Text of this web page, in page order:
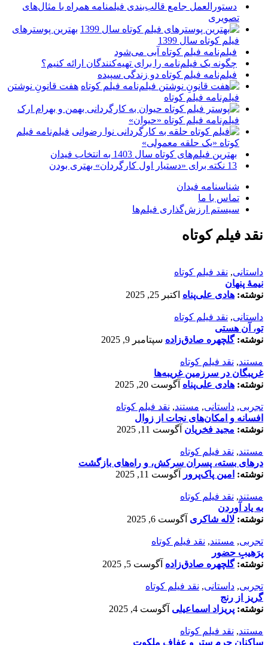
دستورالعمل جامع قالب‌بندی فیلمنامه همراه با مثال‌های
تصویری
بهترین پوسترهای
فیلم کوتاه سال 1399
فیلم‌نامه فیلم کوتاه آبی می‌شود
چگونه یک فیلم‌نامه را برای تهیه‌کنندگان ارائه کنیم؟
فیلم‌نامه فیلم کوتاه دو زندگی سپیده
هفت قانونِ نوشتن
فیلم‌نامه فیلم کوتاه
فیلم‌نامه فیلم کوتاه «حیوان»
فیلم‌نامه فیلم
کوتاه «یک حلقه معمولی»
بهترین فیلم‌های کوتاه سال 1403 به انتخاب فیدان
13 نکته برای «دستیار اول کارگردان» بهتری بودن
شناسنامه فیدان
تماس با ما
سیستم ارزش‌گذاری فیلم‌ها
نقد فیلم کوتاه
داستانی, نقد فیلم کوتاه
نیمۀ پنهان
نوشته: هادی علی‌پناه اکتبر 25, 2025
داستانی, نقد فیلم کوتاه
تو، آن هستی
نوشته:گلچهره صادق‌زاده سپتامبر 9, 2025
مستند, نقد فیلم کوتاه
غریبگان در سرزمین غریبه‌ها
نوشته: هادی علی‌پناه آگوست 20, 2025
تجربی, داستانی, مستند, نقد فیلم کوتاه
افسانه‌ و امکان‌های نجات از زوال
نوشته: مجید فخریان آگوست 11, 2025
مستند, نقد فیلم کوتاه
درهای بسته، پسران سرکش، و راه‌های بازگشت
نوشته: امین پاک‌پرور آگوست 11, 2025
مستند, نقد فیلم کوتاه
به یاد آوردن
نوشته: لاله شاکری آگوست 6, 2025
تجربی, مستند, نقد فیلم کوتاه
پرَهیب‌ِ حضور
نوشته:گلچهره صادق‌زاده آگوست 5, 2025
تجربی, داستانی, نقد فیلم کوتاه
گریز از رنج
نوشته: پریزاد اسماعیلی آگوست 4, 2025
مستند, نقد فیلم کوتاه
ساکنانِ حرمِ ستر و عفافِ ملکوت